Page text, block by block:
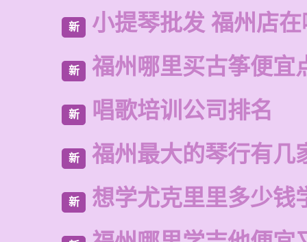
新 小提琴批发 福州店
新 福州哪里买古筝便宜
新 唱歌培训公司排名
新 福州最大的琴行有几
新 想学尤克里里多少钱